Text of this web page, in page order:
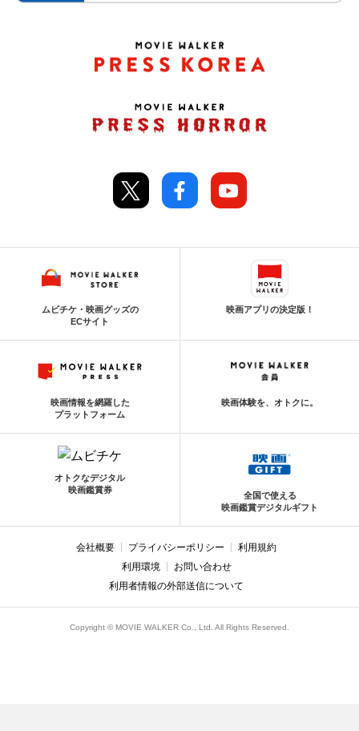
ムビチケ・映画グッズの
ECサイト
映画アプリの決定版！
映画情報を網羅した
プラットフォーム
映画体験を、オトクに。
オトクなデジタル
映画鑑賞券
全国で使える
映画鑑賞デジタルギフト
会社概要 プライバシーポリシー
利用規約
利用環境
お問い合わせ
利用者情報の外部送信について
Copyright © MOVIE WALKER Co., Ltd. All Rights Reserved.